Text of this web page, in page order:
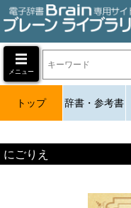
メニュー
トップ 辞書・参考書
にごりえ